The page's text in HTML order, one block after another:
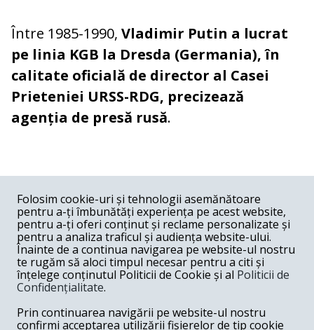
Între 1985-1990, Vladimir Putin a lucrat
pe linia KGB la Dresda (Germania), în
calitate oficială de director al Casei
Prieteniei URSS-RDG, precizează
agenția de presă rusă.
COMENTARII
Nume
Email
Folosim cookie-uri și tehnologii asemănătoare
pentru a-ți îmbunătăți experiența pe acest website,
pentru a-ți oferi conținut și reclame personalizate și
pentru a analiza traficul și audiența website-ului.
Înainte de a continua navigarea pe website-ul nostru
te rugăm să aloci timpul necesar pentru a citi și
înțelege conținutul Politicii de Cookie și al Politicii de
Confidențialitate.
Prin continuarea navigării pe website-ul nostru
confirmi acceptarea utilizării fișierelor de tip cookie